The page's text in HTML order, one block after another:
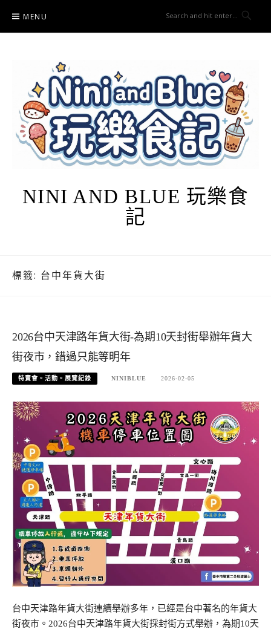
content
MENU
NINI AND BLUE 玩樂食
記
標籤: 台中年貨大街
2026台中天津路年貨大街-為期10天封街舉辦年貨大
街夜市，錯過只能等明年
特賣會。活動。展覽紀錄 NINIBLUE 2026-02-05
台中天津路年貨大街連續舉辦多年，已經是台中著名的年貨大
街夜市。2026台中天津路年貨大街採封街方式舉辦，為期10天